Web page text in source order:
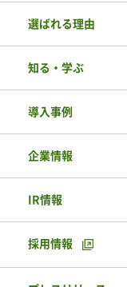
選ばれる理由
知る・学ぶ
導入事例
企業情報
IR情報
採用情報